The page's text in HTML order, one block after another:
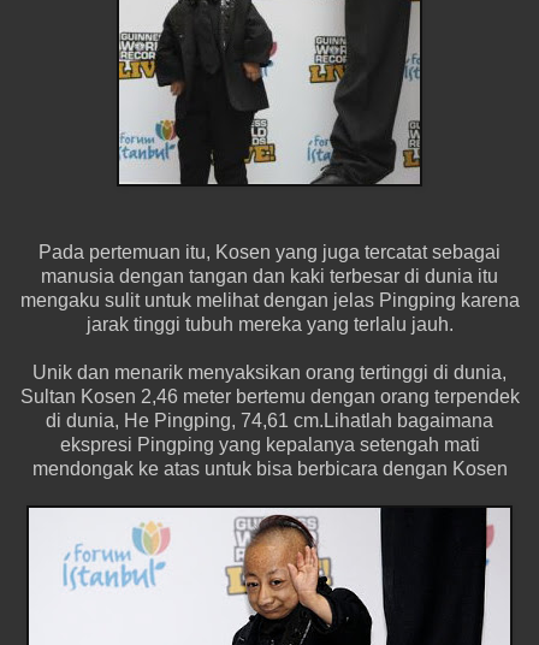
Pada pertemuan itu, Kosen yang juga tercatat sebagai
manusia dengan tangan dan kaki terbesar di dunia itu
mengaku sulit untuk melihat dengan jelas Pingping karena
jarak tinggi tubuh mereka yang terlalu jauh.
Unik dan menarik menyaksikan orang tertinggi di dunia,
Sultan Kosen 2,46 meter bertemu dengan orang terpendek
di dunia, He Pingping, 74,61 cm.Lihatlah bagaimana
ekspresi Pingping yang kepalanya setengah mati
mendongak ke atas untuk bisa berbicara dengan Kosen